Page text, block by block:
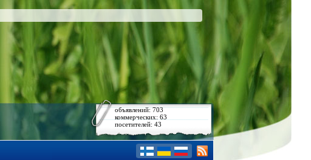
объявлений: 703
коммерческих: 63
посетителей: 43